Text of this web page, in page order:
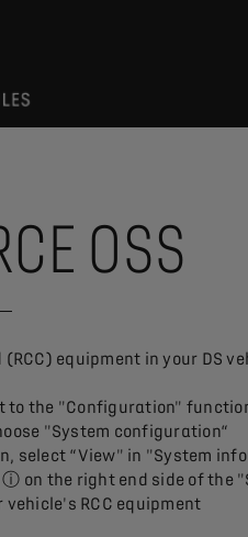
OSS
equipment in your DS
to the "Configuration"
"System configuration“
select “View" in "System
ⓘ on the right end side of the
vehicle's RCC equipment